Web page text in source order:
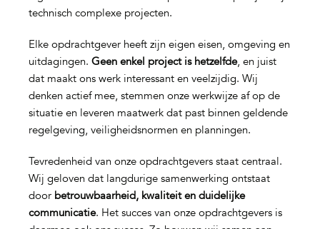
technisch complexe projecten.
Elke opdrachtgever heeft zijn eigen eisen, omgeving en
uitdagingen. Geen enkel project is hetzelfde, en juist
dat maakt ons werk interessant en veelzijdig. Wij
denken actief mee, stemmen onze werkwijze af op de
situatie en leveren maatwerk dat past binnen geldende
regelgeving, veiligheidsnormen en planningen.
Tevredenheid van onze opdrachtgevers staat centraal.
Wij geloven dat langdurige samenwerking ontstaat
door betrouwbaarheid, kwaliteit en duidelijke
communicatie. Het succes van onze opdrachtgevers is